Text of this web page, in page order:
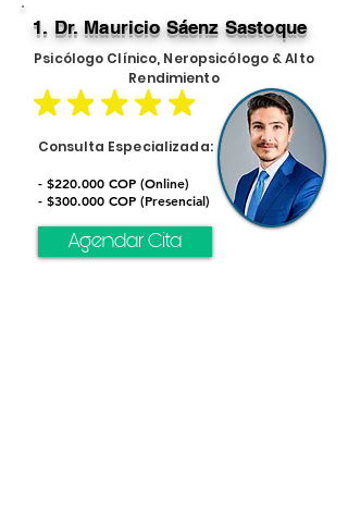
1. Dr. Mauricio Sáenz Sastoque
Psicólogo Clínico, Neropsicólogo & Alto
Rendimiento
Agendar Cita
Consulta Especializada:
- $220.000 COP (Online)
- $300.000 COP (Presencial)